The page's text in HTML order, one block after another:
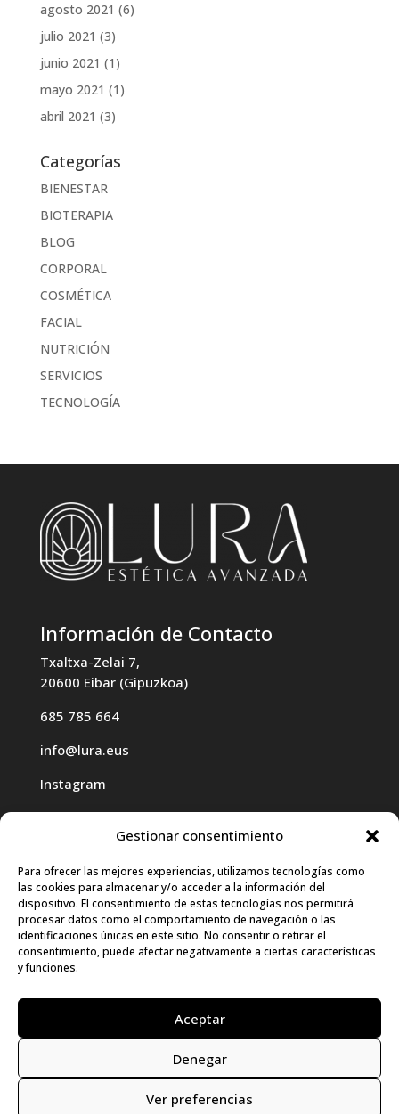
Gestionar consentimiento
Para ofrecer las mejores experiencias, utilizamos tecnologías como
las cookies para almacenar y/o acceder a la información del
dispositivo. El consentimiento de estas tecnologías nos permitirá
procesar datos como el comportamiento de navegación o las
identificaciones únicas en este sitio. No consentir o retirar el
consentimiento, puede afectar negativamente a ciertas características
y funciones.
Aceptar
Denegar
Ver preferencias
agosto 2021 (6)
julio 2021 (3)
junio 2021 (1)
mayo 2021 (1)
abril 2021 (3)
Categorías
BIENESTAR
BIOTERAPIA
BLOG
CORPORAL
COSMÉTICA
FACIAL
NUTRICIÓN
SERVICIOS
TECNOLOGÍA
Información de Contacto
Txaltxa-Zelai 7,
20600 Eibar (Gipuzkoa)
685 785 664
info@lura.eus
Instagram
Haz clic para aceptar cookies de
marketing y permitir este contenido
© LURA 2024 |Aviso Legal|Política de
Política de Cookies